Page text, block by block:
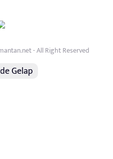
- All Right Reserved
Gelap